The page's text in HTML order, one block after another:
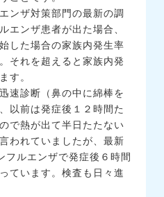
ンザ対策部門の最新の調
エンザ患者が出た場合、
した場合の家族内発生率
それを超えると家族内発
す。
速診断（鼻の中に綿棒を
以前は発症後１２時間た
で熱が出て半日たたない
われていましたが、最新
フルエンザで発症後６時間
ています。検査も日々進